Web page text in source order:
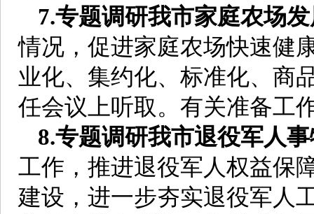
7.专题调研我市家庭农场
情况，促进家庭农场快速健
业化、集约化、标准化、商
任会议上听取。有关准备工
8.专题调研我市退役军人
工作，推进退役军人权益保
建设，进一步夯实退役军人